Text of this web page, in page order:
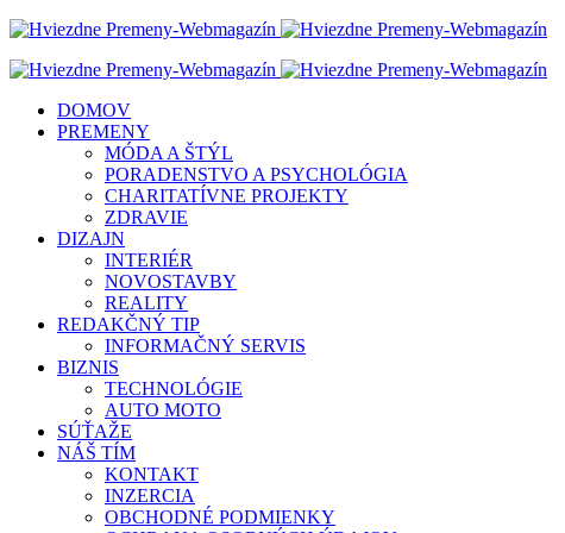
DOMOV
PREMENY
MÓDA A ŠTÝL
PORADENSTVO A PSYCHOLÓGIA
CHARITATÍVNE PROJEKTY
ZDRAVIE
DIZAJN
INTERIÉR
NOVOSTAVBY
REALITY
REDAKČNÝ TIP
INFORMAČNÝ SERVIS
BIZNIS
TECHNOLÓGIE
AUTO MOTO
SÚŤAŽE
NÁŠ TÍM
KONTAKT
INZERCIA
OBCHODNÉ PODMIENKY